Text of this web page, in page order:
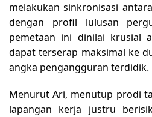
melakukan sinkronisasi
dengan profil lulusan
pemetaan ini dinilai krusial
dapat terserap maksimal ke
angka pengangguran terdidik.
Menurut Ari, menutup prodi
lapangan kerja justru